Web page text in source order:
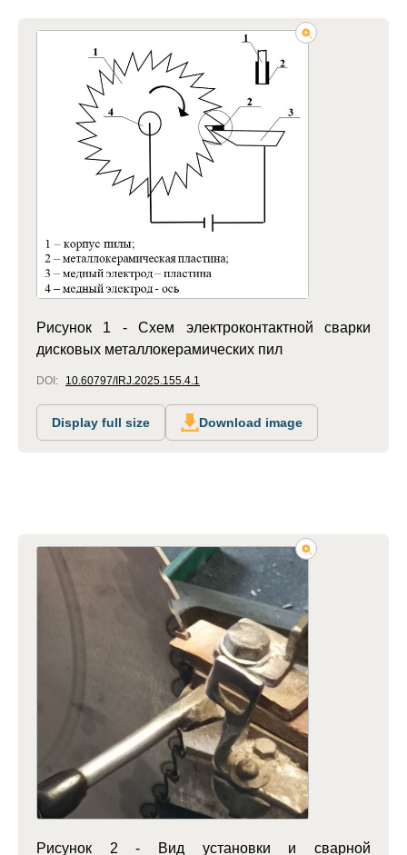
Рисунок 1 - Схем электроконтактной сварки
дисковых металлокерамических пил
DOI: 10.60797/IRJ.2025.155.4.1
Display full size Download image
Рисунок 2 - Вид установки и сварной